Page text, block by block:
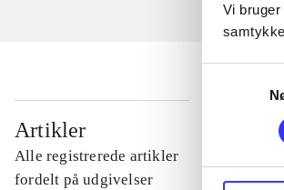
Vi
Artikler
Alle registrerede artikler
fordelt på udgivelser